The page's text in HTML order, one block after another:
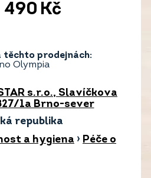
490 Kč
těchto prodejnách:
Olympia
s.r.o., Slavíčkova
1a Brno-sever
republika
a hygiena › Péče o